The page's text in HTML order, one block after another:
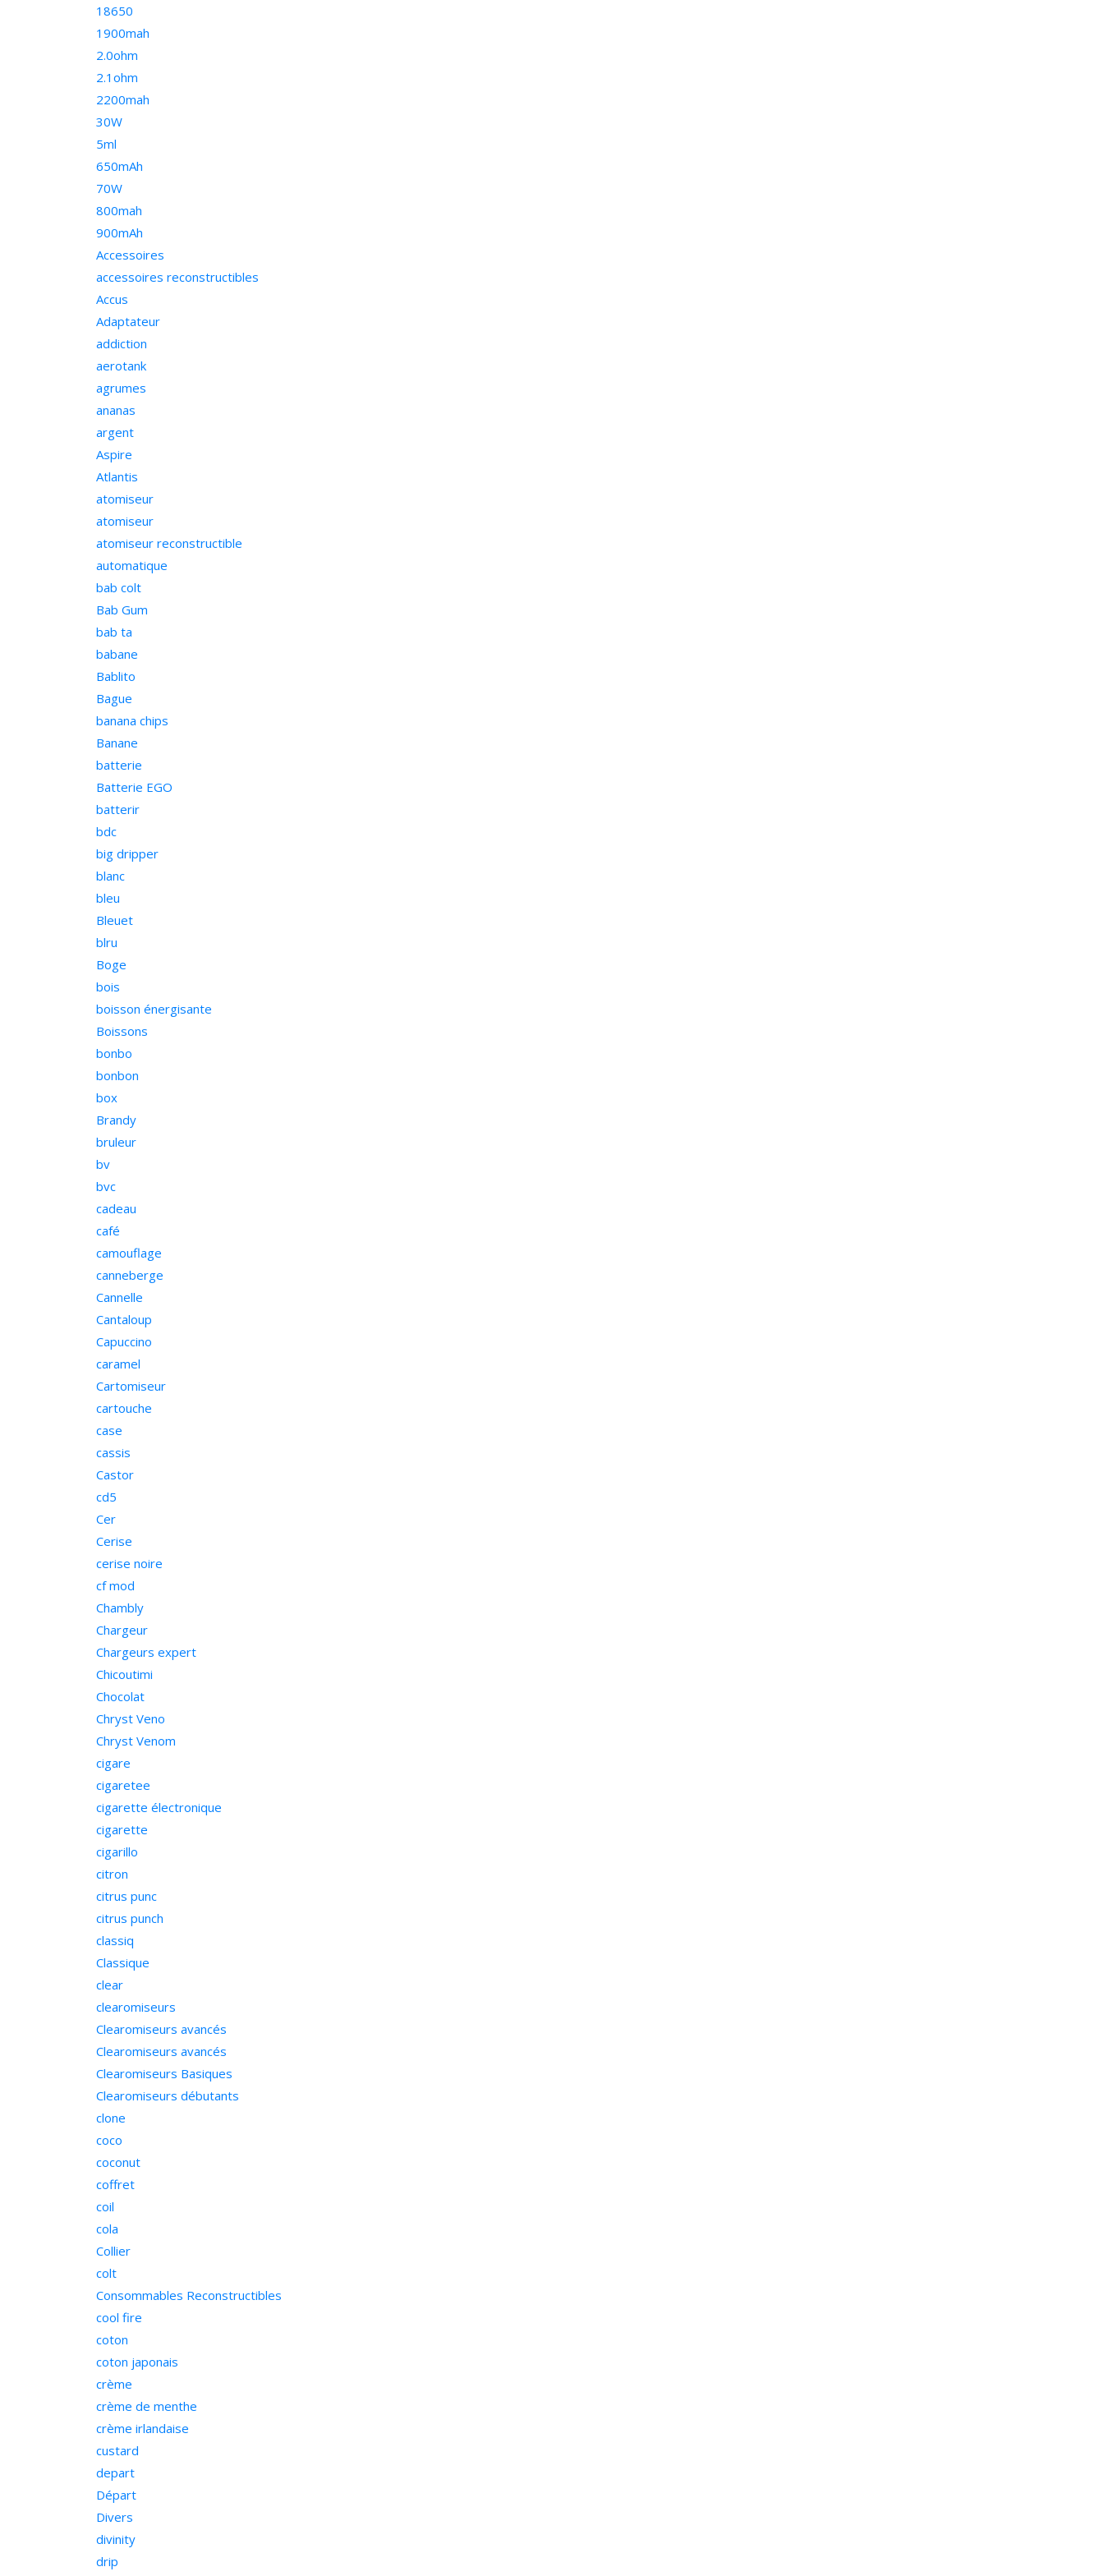
18650
1900mah
2.0ohm
2.1ohm
2200mah
30W
5ml
650mAh
70W
800mah
900mAh
Accessoires
accessoires reconstructibles
Accus
Adaptateur
addiction
aerotank
agrumes
ananas
argent
Aspire
Atlantis
atomiseur
atomiseur
atomiseur reconstructible
automatique
bab colt
Bab Gum
bab ta
babane
Bablito
Bague
banana chips
Banane
batterie
Batterie EGO
batterir
bdc
big dripper
blanc
bleu
Bleuet
blru
Boge
bois
boisson énergisante
Boissons
bonbo
bonbon
box
Brandy
bruleur
bv
bvc
cadeau
café
camouflage
canneberge
Cannelle
Cantaloup
Capuccino
caramel
Cartomiseur
cartouche
case
cassis
Castor
cd5
Cer
Cerise
cerise noire
cf mod
Chambly
Chargeur
Chargeurs expert
Chicoutimi
Chocolat
Chryst Veno
Chryst Venom
cigare
cigaretee
cigarette électronique
cigarette
cigarillo
citron
citrus punc
citrus punch
classiq
Classique
clear
clearomiseurs
Clearomiseurs avancés
Clearomiseurs avancés
Clearomiseurs Basiques
Clearomiseurs débutants
clone
coco
coconut
coffret
coil
cola
Collier
colt
Consommables Reconstructibles
cool fire
coton
coton japonais
crème
crème de menthe
crème irlandaise
custard
depart
Départ
Divers
divinity
drip